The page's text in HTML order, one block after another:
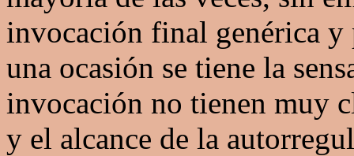
invocación final genérica y
una ocasión se tiene la
invocación no tienen muy
y el alcance de la